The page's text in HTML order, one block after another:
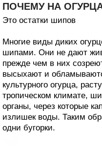
ПОЧЕМУ НА
Это остатки шипов
Многие виды диких
шипами. Они не дают
прежде чем в них
высыхают и
культурного огурца,
тропическом климате,
органы, через которые
излишек воды. Таким
одни бугорки.